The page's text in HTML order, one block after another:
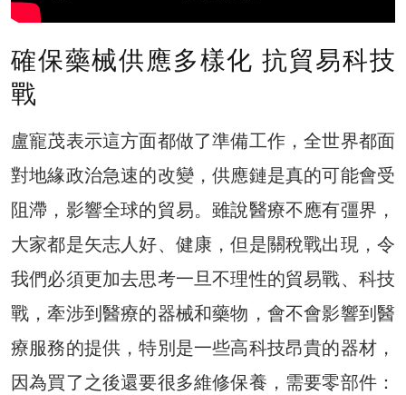
確保藥械供應多樣化 抗貿易科技
戰
盧寵茂表示這方面都做了準備工作，全世界都面
對地緣政治急速的改變，供應鏈是真的可能會受
阻滯，影響全球的貿易。雖說醫療不應有彊界，
大家都是矢志人好、健康，但是關稅戰出現，令
我們必須更加去思考一旦不理性的貿易戰、科技
戰，牽涉到醫療的器械和藥物，會不會影響到醫
療服務的提供，特別是一些高科技昂貴的器材，
因為買了之後還要很多維修保養，需要零部件：